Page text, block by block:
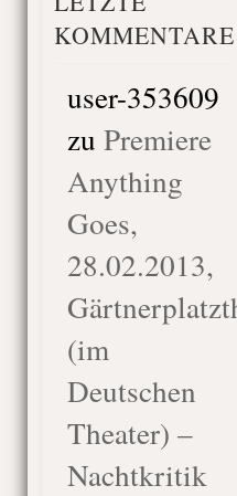
KOMMENTARE
user-353609
zu Premiere
Anything
Goes,
28.02.2013,
(im
Deutschen
Theater) –
Nachtkritik